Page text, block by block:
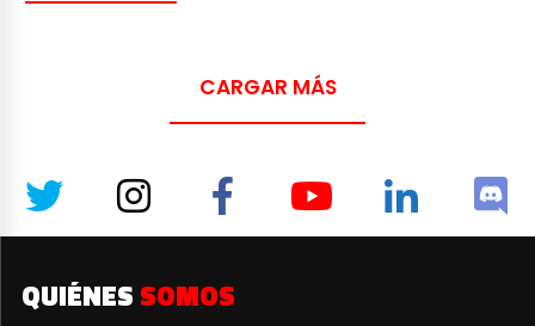
CARGAR MÁS
QUIÉNES SOMOS